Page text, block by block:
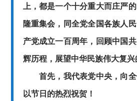
上，都是一个十分重大而庄严
隆重集会，同全党全国各族人
产党成立一百周年，回顾中国
辉历程，展望中华民族伟大复兴
首先，我代表党中央，向全
以节日的热烈祝贺！